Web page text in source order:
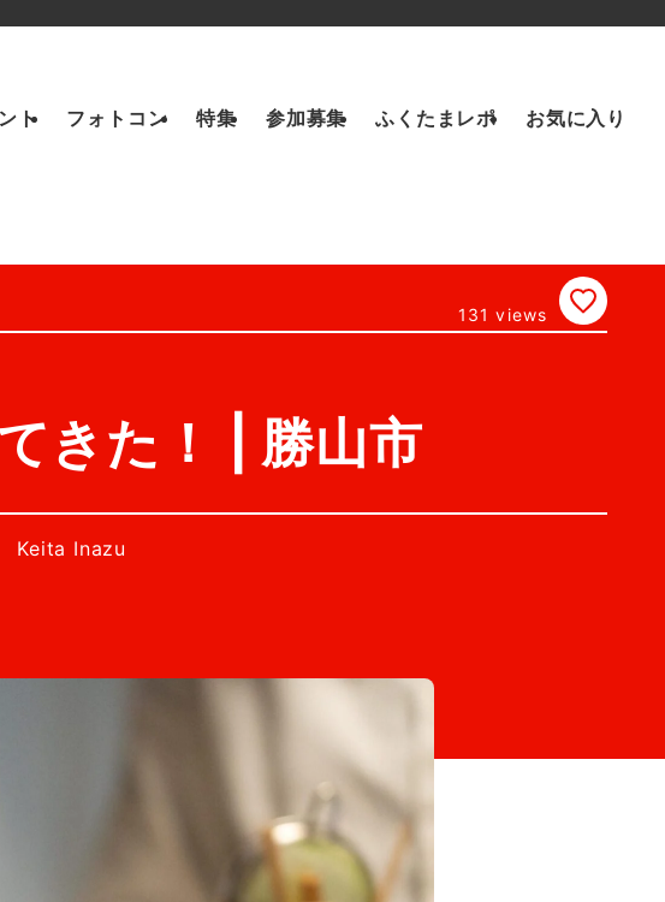
ト フォトコン 特集 参加募集 ふくたまレポ お気に入り
131 views
きた！ | 勝山市
Keita Inazu